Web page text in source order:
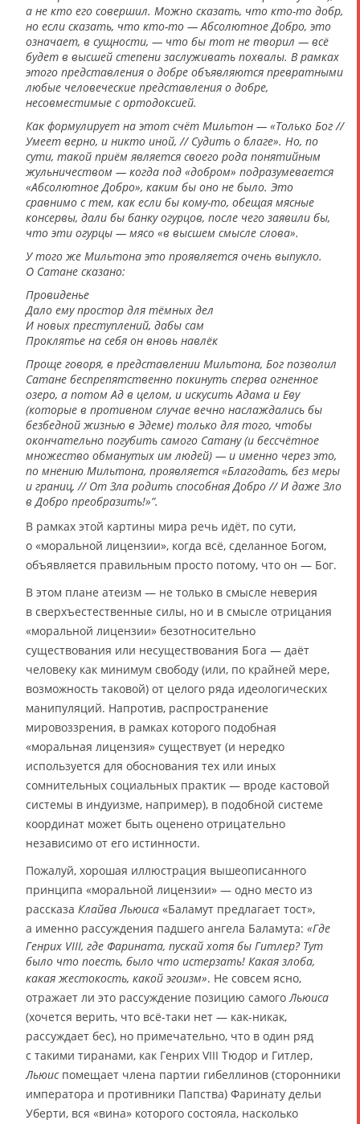
а не кто его совершил. Можно сказать, что кто-то добр,
но если сказать, что кто-то — Абсолютное Добро, это
означает, в сущности, — что бы тот не творил — всё
будет в высшей степени заслуживать похвалы. В рамках
этого представления о добре объявляются превратными
любые человеческие представления о добре,
несовместимые с ортодоксией.
Как формулирует на этот счёт Мильтон — «Только Бог //
Умеет верно, и никто иной, // Судить о благе». Но, по
сути, такой приём является своего рода понятийным
жульничеством — когда под «добром» подразумевается
«Абсолютное Добро», каким бы оно не было. Это
сравнимо с тем, как если бы кому-то, обещая мясные
консервы, дали бы банку огурцов, после чего заявили бы,
что эти огурцы — мясо «в высшем смысле слова».
У того же Мильтона это проявляется очень выпукло.
О Сатане сказано:
Провиденье
Дало ему простор для тёмных дел
И новых преступлений, дабы сам
Проклятье на себя он вновь навлёк
Проще говоря, в представлении Мильтона, Бог позволил
Сатане беспрепятственно покинуть сперва огненное
озеро, а потом Ад в целом, и искусить Адама и Еву
(которые в противном случае вечно наслаждались бы
безбедной жизнью в Эдеме) только для того, чтобы
окончательно погубить самого Сатану (и бессчётное
множество обманутых им людей) — и именно через это,
по мнению Мильтона, проявляется «Благодать, без меры
и границ, // От Зла родить способная Добро // И даже Зло
в Добро преобразить!»”.
В рамках этой картины мира речь идёт, по сути,
о «моральной лицензии», когда всё, сделанное Богом,
объявляется правильным просто потому, что он — Бог.
В этом плане атеизм — не только в смысле неверия
в сверхъестественные силы, но и в смысле отрицания
«моральной лицензии» безотносительно
существования или несуществования Бога — даёт
человеку как минимум свободу (или, по крайней мере,
возможность таковой) от целого ряда идеологических
манипуляций. Напротив, распространение
мировоззрения, в рамках которого подобная
«моральная лицензия» существует (и нередко
используется для обоснования тех или иных
сомнительных социальных практик — вроде кастовой
системы в индуизме, например), в подобной системе
координат может быть оценено отрицательно
независимо от его истинности.
Пожалуй, хорошая иллюстрация вышеописанного
принципа «моральной лицензии» — одно место из
рассказа Клайва Льюиса «Баламут предлагает тост»,
а именно рассуждения падшего ангела Баламута: «Где
Генрих VIII, где Фарината, пускай хотя бы Гитлер? Тут
было что поесть, было что истерзать! Какая злоба,
какая жестокость, какой эгоизм». Не совсем ясно,
отражает ли это рассуждение позицию самогоЛьюиса
(хочется верить, что всё-таки нет — как-никак,
рассуждает бес), но примечательно, что в один ряд
с такими тиранами, как Генрих VIII Тюдор и Гитлер,
Льюиспомещает члена партии гибеллинов (сторонники
императора и противники Папства) Фаринату дельи
Уберти, вся «вина» которого состояла, насколько